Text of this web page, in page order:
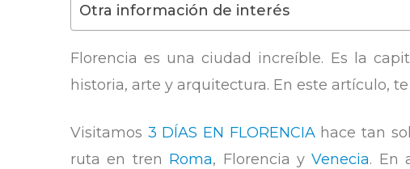
Otra información de interés
Florencia es una ciudad increíble. Es la
historia, arte y arquitectura. En este artículo,
Visitamos 3 DÍAS EN FLORENCIAhace tan
ruta en tren Roma, Florencia yVenecia. En